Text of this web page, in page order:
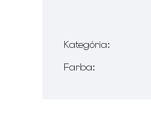
Kategória:
Farba: